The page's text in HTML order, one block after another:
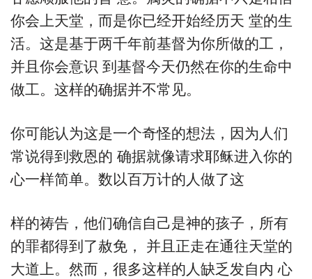
你会上天堂，而是你已经开始经历天 堂的生
活。这是基于两千年前基督为你所做的工，
并且你会意识 到基督今天仍然在你的生命中
做工。这样的确据并不常见。
你可能认为这是一个奇怪的想法，因为人们
常说得到救恩的 确据就像请求耶稣进入你的
心一样简单。数以百万计的人做了这
样的祷告，他们确信自己是神的孩子，所有
的罪都得到了赦免， 并且正走在通往天堂的
大道上。然而，很多这样的人缺乏发自内 心